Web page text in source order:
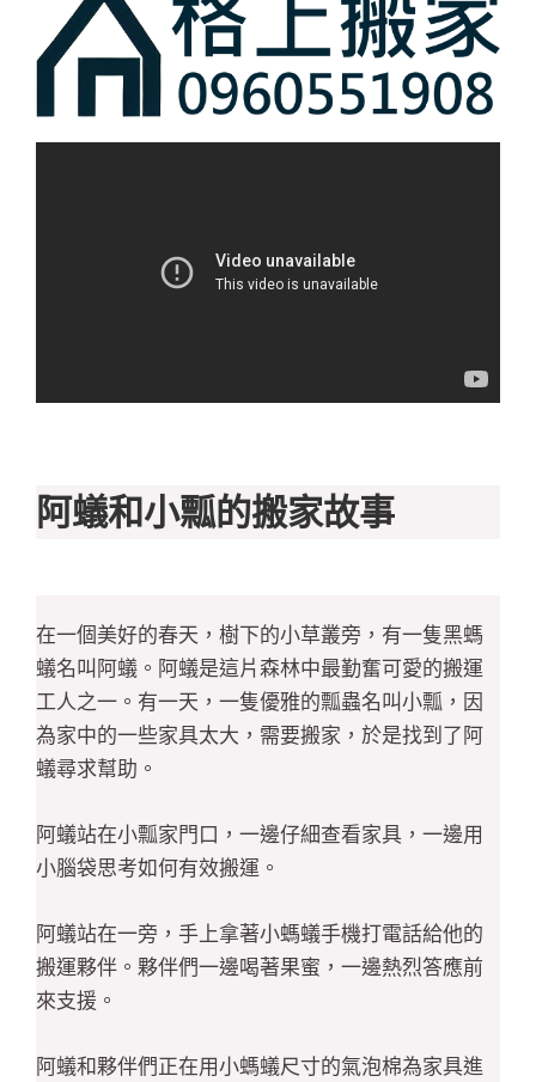
阿蟻和小瓢的搬家故事
在一個美好的春天，樹下的小草叢旁，有一隻黑螞
蟻名叫阿蟻。阿蟻是這片森林中最勤奮可愛的搬運
工人之一。有一天，一隻優雅的瓢蟲名叫小瓢，因
為家中的一些家具太大，需要搬家，於是找到了阿
蟻尋求幫助。
阿蟻站在小瓢家門口，一邊仔細查看家具，一邊用
小腦袋思考如何有效搬運。
阿蟻站在一旁，手上拿著小螞蟻手機打電話給他的
搬運夥伴。夥伴們一邊喝著果蜜，一邊熱烈答應前
來支援。
阿蟻和夥伴們正在用小螞蟻尺寸的氣泡棉為家具進